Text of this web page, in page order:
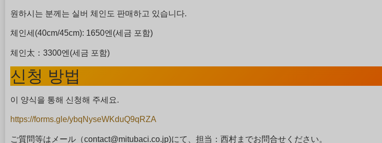
원하시는 분께는 실버 체인도 판매하고 있습니다.
체인세(40cm/45cm): 1650엔(세금 포함)
체인太：3300엔(세금 포함)
신청 방법
이 양식을 통해 신청해 주세요.
https://forms.gle/ybqNyseWKduQ9qRZA
ご質問等はメール（contact@mitubaci.co.jp)にて、担当：西村までお問合せください。